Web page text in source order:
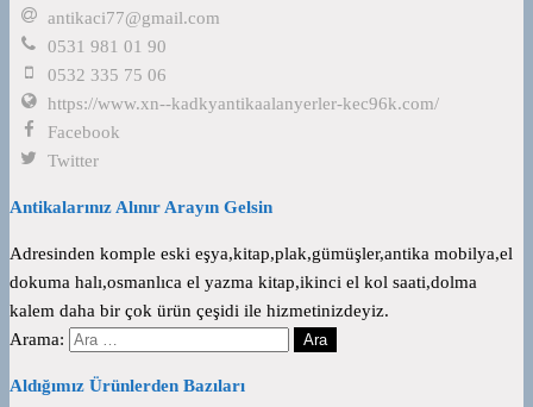
antikaci77@gmail.com
0531 981 01 90
0532 335 75 06
https://www.xn--kadkyantikaalanyerler-kec96k.com/
Facebook
Twitter
Antikalarınız Alınır Arayın Gelsin
Adresinden komple eski eşya,kitap,plak,gümüşler,antika mobilya,el
dokuma halı,osmanlıca el yazma kitap,ikinci el kol saati,dolma
kalem daha bir çok ürün çeşidi ile hizmetinizdeyiz.
Arama:
Aldığımız Ürünlerden Bazıları